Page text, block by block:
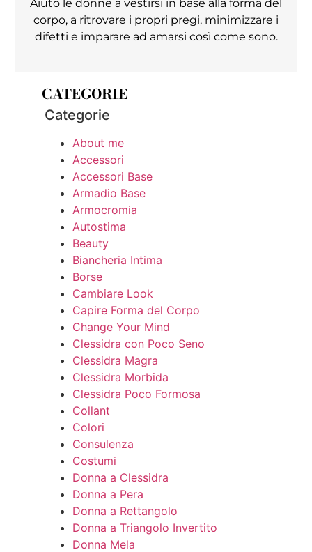
Aiuto le donne a vestirsi in base alla forma del
corpo, a ritrovare i propri pregi, minimizzare i
difetti e imparare ad amarsi così come sono.
CATEGORIE
Categorie
About me
Accessori
Accessori Base
Armadio Base
Armocromia
Autostima
Beauty
Biancheria Intima
Borse
Cambiare Look
Capire Forma del Corpo
Change Your Mind
Clessidra con Poco Seno
Clessidra Magra
Clessidra Morbida
Clessidra Poco Formosa
Collant
Colori
Consulenza
Costumi
Donna a Clessidra
Donna a Pera
Donna a Rettangolo
Donna a Triangolo Invertito
Donna Mela